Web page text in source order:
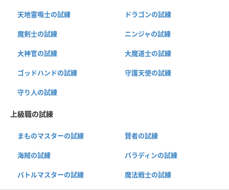
天地雷鳴士の試練 ドラゴンの試練
魔剣士の試練 ニンジャの試練
大神官の試練 大魔道士の試練
ゴッドハンドの試練 守護天使の試練
守り人の試練
上級職の試練
まものマスターの試練 賢者の試練
海賊の試練 パラディンの試練
バトルマスターの試練 魔法戦士の試練